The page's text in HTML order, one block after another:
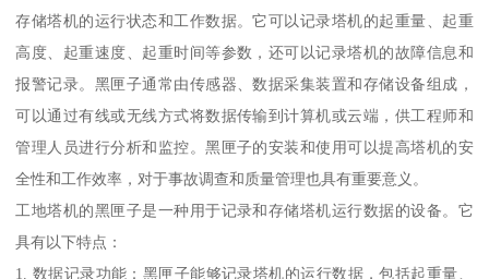
存储塔机的运行状态和工作数据。它可以记录塔机的起重量、起重
高度、起重速度、起重时间等参数，还可以记录塔机的故障信息和
报警记录。黑匣子通常由传感器、数据采集装置和存储设备组成，
可以通过有线或无线方式将数据传输到计算机或云端，供工程师和
管理人员进行分析和监控。黑匣子的安装和使用可以提高塔机的安
全性和工作效率，对于事故调查和质量管理也具有重要意义。
工地塔机的黑匣子是一种用于记录和存储塔机运行数据的设备。它
具有以下特点：
1. 数据记录功能：黑匣子能够记录塔机的运行数据，包括起重量、